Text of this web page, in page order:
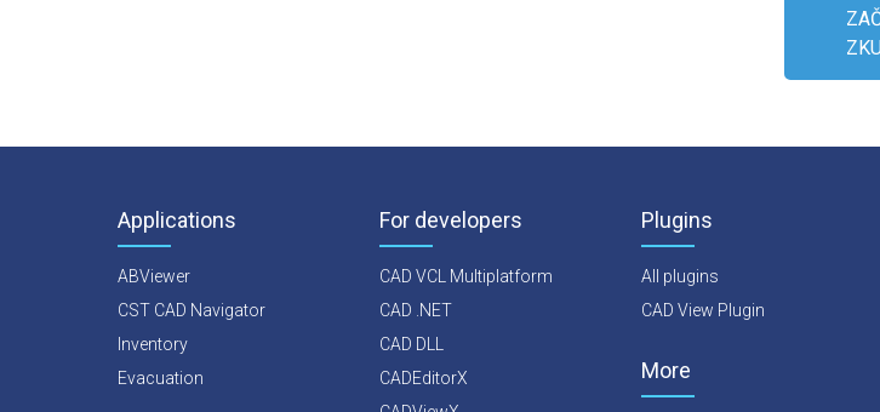
Applications
ABViewer
CST CAD Navigator
Inventory
Evacuation
For developers
CAD VCL Multiplatform
CAD .NET
CAD DLL
CADEditorX
Plugins
All plugins
CAD View Plugin
More